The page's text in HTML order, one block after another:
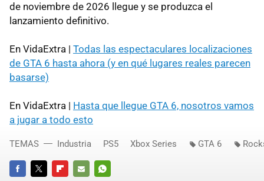
de noviembre de 2026 llegue y se produzca el
lanzamiento definitivo.
En VidaExtra | Todas las espectaculares localizaciones
de GTA 6 hasta ahora (y en qué lugares reales parecen
basarse)
En VidaExtra | Hasta que llegue GTA 6, nosotros vamos
a jugar a todo esto
TEMAS Industria PS5 Xbox Series GTA 6